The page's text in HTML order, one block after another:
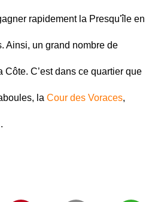
rapidement la Presqu'île en
Ainsi, un grand nombre de
Côte. C’est dans ce quartier que
la Cour des Voraces,